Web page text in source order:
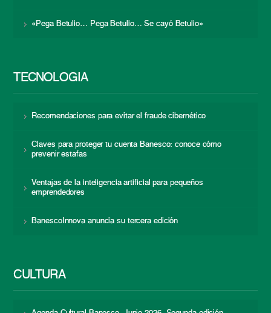
«Pega Betulio… Pega Betulio… Se cayó Betulio»
TECNOLOGÍA
Recomendaciones para evitar el fraude cibernético
Claves para proteger tu cuenta Banesco: conoce cómo
prevenir estafas
Ventajas de la inteligencia artificial para pequeños
emprendedores
BanescoInnova anuncia su tercera edición
CULTURA